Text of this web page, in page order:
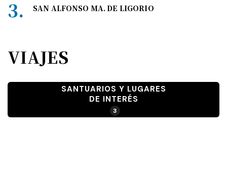
SAN ALFONSO MA. DE LIGORIO
VIAJES
SANTUARIOS Y LUGARES
DE INTERÉS
3